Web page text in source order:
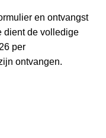
en ontvangst
dient de volledige
per
ontvangen.